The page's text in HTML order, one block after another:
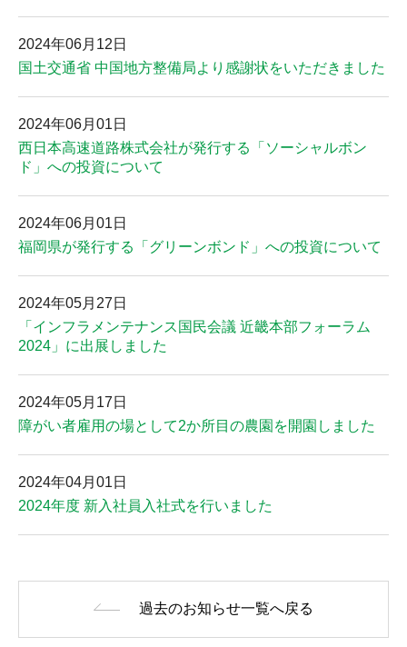
2024年06月12日
国土交通省 中国地方整備局より感謝状をいただきました
2024年06月01日
西日本高速道路株式会社が発行する「ソーシャルボン
ド」への投資について
2024年06月01日
福岡県が発行する「グリーンボンド」への投資について
2024年05月27日
「インフラメンテナンス国民会議 近畿本部フォーラム
2024」に出展しました
2024年05月17日
障がい者雇用の場として2か所目の農園を開園しました
2024年04月01日
2024年度 新入社員入社式を行いました
過去のお知らせ一覧へ戻る